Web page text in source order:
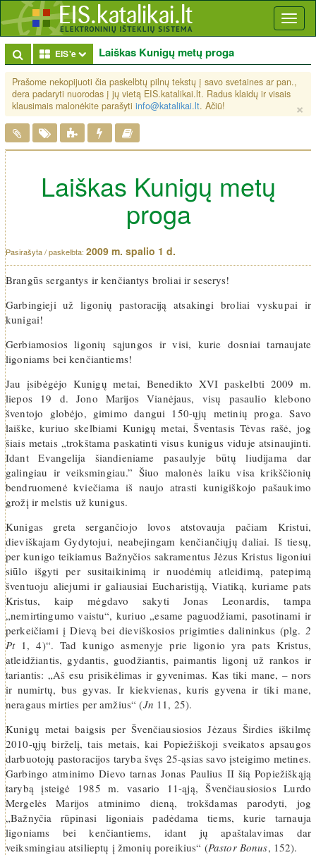
EIS'e Toggle Dropdown
Laiškas Kunigų metų proga
Prašome nekopijuoti čia paskelbtų pilnų tekstų į savo svetaines ar pan.,
dera padaryti nuorodas į jų vietą EIS.katalikai.lt. Radus klaidų ir visais
klausimais malonėkite parašyti info@katalikai.lt. Ačiū! ×
Laiškas Kunigų metų
proga
2009 m. spalio 1 d.
Brangūs sergantys ir kenčiantys broliai ir seserys!
Garbingieji už ligonių pastoraciją atsakingi broliai vyskupai ir
kunigai!
Gerbiamosios ligonių sąjungos ir visi, kurie dosniai tarnaujate
ligoniams bei kenčiantiems!
Jau įsibėgėjo Kunigų metai, Benedikto XVI paskelbti 2009 m.
liepos 19 d. Jono Marijos Vianėjaus, visų pasaulio klebono
šventojo globėjo, gimimo dangui 150-ųjų metinių proga. Savo
laiške, kuriuo skelbiami Kunigų metai, Šventasis Tėvas rašė, jog
šiais metais „trokštama paskatinti visus kunigus viduje atsinaujinti.
Idant Evangelija šiandieniame pasaulyje būtų liudijama dar
galingiau ir veiksmingiau.” Šiuo malonės laiku visa krikščionių
bendruomenė kviečiama iš naujo atrasti kunigiškojo pašaukimo
grožį ir melstis už kunigus.
Kunigas greta sergančiojo lovos atstovauja pačiam Kristui,
dieviškajam Gydytojui, neabejingam kenčiančiųjų daliai. Iš tiesų,
per kunigo teikiamus Bažnyčios sakramentus Jėzus Kristus ligoniui
siūlo išgyti per susitaikinimą ir nuodėmių atleidimą, patepimą
šventuoju aliejumi ir galiausiai Eucharistiją, Viatiką, kuriame pats
Kristus, kaip mėgdavo sakyti Jonas Leonardis, tampa
„nemirtingumo vaistu“, kuriuo „esame paguodžiami, pasotinami ir
perkeičiami į Dievą bei dieviškosios prigimties dalininkus (plg. 2
Pt1, 4)“. Tad kunigo asmenyje prie ligonio yra pats Kristus,
atleidžiantis, gydantis, guodžiantis, paimantis ligonį už rankos ir
tariantis: „Aš esu prisikėlimas ir gyvenimas. Kas tiki mane, – nors
ir numirtų, bus gyvas. Ir kiekvienas, kuris gyvena ir tiki mane,
neragaus mirties per amžius“ (Jn 11, 25).
Kunigų metai baigsis per Švenčiausiosios Jėzaus Širdies iškilmę
2010-ųjų birželį, tais metais, kai Popiežiškoji sveikatos apsaugos
darbuotojų pastoracijos taryba švęs 25-ąsias savo įsteigimo metines.
Garbingo atminimo Dievo tarnas Jonas Paulius II šią Popiežiškąją
tarybą įsteigė 1985 m. vasario 11-ąją, Švenčiausiosios Lurdo
Mergelės Marijos atminimo dieną, trokšdamas parodyti, jog
„Bažnyčia rūpinasi ligoniais padėdama tiems, kurie tarnauja
ligoniams bei kenčiantiems, idant jų apaštalavimas dar
veiksmingiau atsilieptų į žmonių poreikius“ (Pastor Bonus, 152).